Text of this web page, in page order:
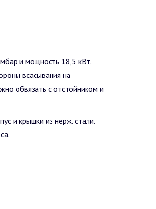
и мощность 18,5 кВт.
всасывания на
обвязать с отстойником и
и крышки из нерж. стали.